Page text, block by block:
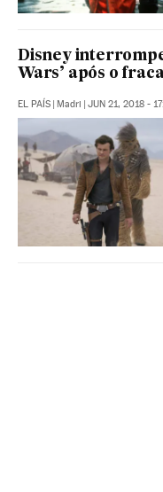
Disney interrompe
Wars’ após o
EL PAÍS | Madri | JUN 21, 2018 -